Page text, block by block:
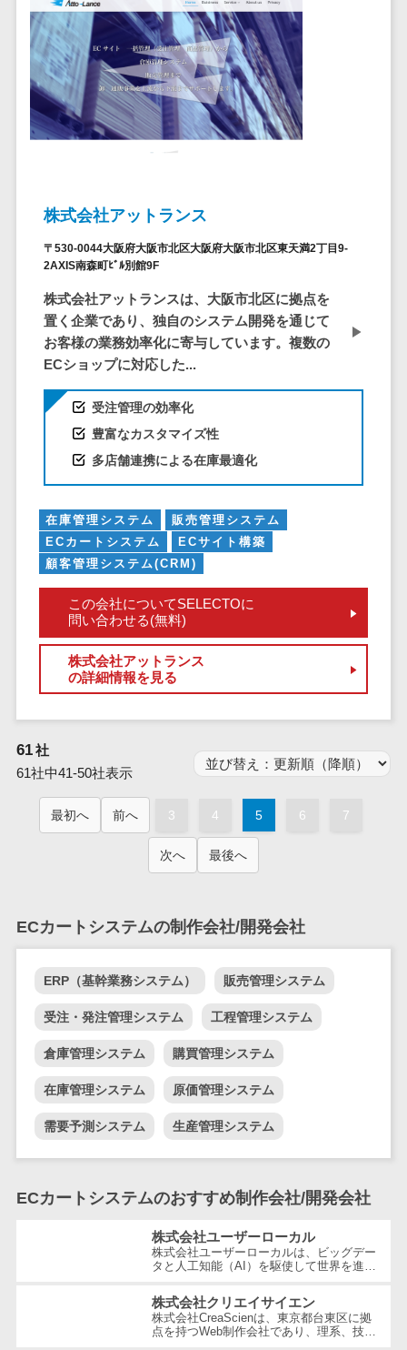
仮想通貨> NFT>
官公庁・自治体向け
GIS（地理情報システム）>
公共施設予約システム>
その他官公庁・自治体向け>
ービス
WAF
URLフィルタ
リング
エンドポイン
トセキュリティ
ファイル暗号
UTM
不正検知サー
業務全般
業務標準化ツ
ール
FAX配信システ
FAX受信サービ
ス
ビス
BPMツール
ChatGPTサー
システム
マニュアル作
成ツール
物品管理シス
帳票作成サー
物流・流通向
テム
商圏分析ツー
配送管理シス
テム
ステム
運送業務支援
アルコールチ
ェックアプリ
店舗業務支援
システム
配送ルート最
適化
株式会社アットランス
〒530-0044大阪府大阪市北区大阪府大阪市北区東天満2丁目9-
2AXIS南森町ﾋﾞﾙ別館9F
株式会社アットランスは、大阪市北区に拠点を
置く企業であり、独自のシステム開発を通じて
お客様の業務効率化に寄与しています。複数の
ECショップに対応した...
受注管理の効率化
豊富なカスタマイズ性
多店舗連携による在庫最適化
在庫管理システム
販売管理システム
ECカートシステム
ECサイト構築
顧客管理システム(CRM)
この会社についてSELECTOに
問い合わせる(無料)
株式会社アットランス
の詳細情報を見る
61社
61社中41-50社表示
最初へ 前へ 3 4 5 6 7
次へ 最後へ
ECカートシステムの制作会社/開発会社
ERP（基幹業務システム） 販売管理システム
受注・発注管理システム 工程管理システム
倉庫管理システム 購買管理システム
在庫管理システム 原価管理システム
需要予測システム 生産管理システム
ECカートシステムのおすすめ制作会社/開発会社
株式会社ユーザーローカル
株式会社ユーザーローカルは、ビッグデー
タと人工知能（AI）を駆使して世界を進化
する技術ベンチャー企業です。国内...
株式会社クリエイサイエン
株式会社CreaScienは、東京都台東区に拠
点を持つWeb制作会社であり、理系、技